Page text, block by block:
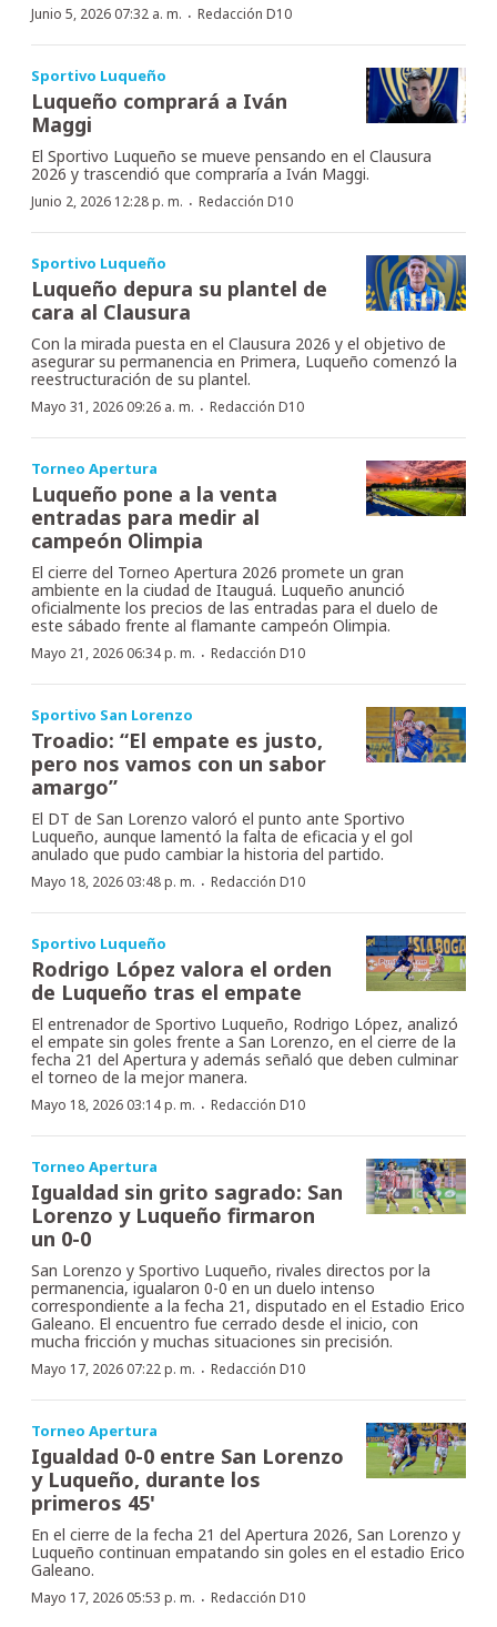
Junio 5, 2026 07:32 a. m. · Redacción D10
Sportivo Luqueño
Luqueño comprará a Iván
Maggi
El Sportivo Luqueño se mueve pensando en el Clausura
2026 y trascendió que compraría a Iván Maggi.
Junio 2, 2026 12:28 p. m. · Redacción D10
Sportivo Luqueño
Luqueño depura su plantel de
cara al Clausura
Con la mirada puesta en el Clausura 2026 y el objetivo de
asegurar su permanencia en Primera, Luqueño comenzó la
reestructuración de su plantel.
Mayo 31, 2026 09:26 a. m. · Redacción D10
Torneo Apertura
Luqueño pone a la venta
entradas para medir al
campeón Olimpia
El cierre del Torneo Apertura 2026 promete un gran
ambiente en la ciudad de Itauguá. Luqueño anunció
oficialmente los precios de las entradas para el duelo de
este sábado frente al flamante campeón Olimpia.
Mayo 21, 2026 06:34 p. m. · Redacción D10
Sportivo San Lorenzo
Troadio: “El empate es justo,
pero nos vamos con un sabor
amargo”
El DT de San Lorenzo valoró el punto ante Sportivo
Luqueño, aunque lamentó la falta de eficacia y el gol
anulado que pudo cambiar la historia del partido.
Mayo 18, 2026 03:48 p. m. · Redacción D10
Sportivo Luqueño
Rodrigo López valora el orden
de Luqueño tras el empate
El entrenador de Sportivo Luqueño, Rodrigo López, analizó
el empate sin goles frente a San Lorenzo, en el cierre de la
fecha 21 del Apertura y además señaló que deben culminar
el torneo de la mejor manera.
Mayo 18, 2026 03:14 p. m. · Redacción D10
Torneo Apertura
Igualdad sin grito sagrado: San
Lorenzo y Luqueño firmaron
un 0-0
San Lorenzo y Sportivo Luqueño, rivales directos por la
permanencia, igualaron 0-0 en un duelo intenso
correspondiente a la fecha 21, disputado en el Estadio Erico
Galeano. El encuentro fue cerrado desde el inicio, con
mucha fricción y muchas situaciones sin precisión.
Mayo 17, 2026 07:22 p. m. · Redacción D10
Torneo Apertura
Igualdad 0-0 entre San Lorenzo
y Luqueño, durante los
primeros 45'
En el cierre de la fecha 21 del Apertura 2026, San Lorenzo y
Luqueño continuan empatando sin goles en el estadio Erico
Galeano.
Mayo 17, 2026 05:53 p. m. · Redacción D10